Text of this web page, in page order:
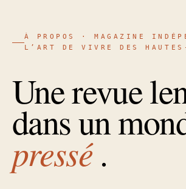
À PROPOS · MAGAZINE
L’ART DE VIVRE DES HAUTES-
Une revue
dans un
pressé .